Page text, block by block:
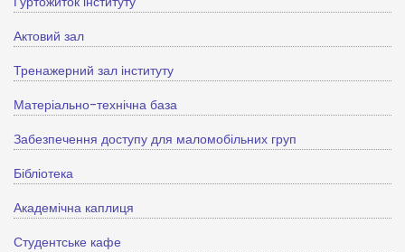
Актовий зал
Тренажерний зал інституту
Матеріально-технічна база
Забезпечення доступу для маломобільних груп
Бібліотека
Академічна каплиця
Студентське кафе